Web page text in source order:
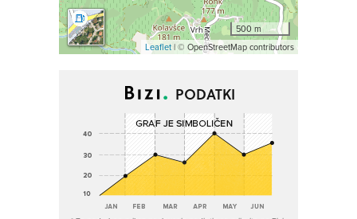
500 m
Leaflet| © OpenStreetMap contributors
PODATKI